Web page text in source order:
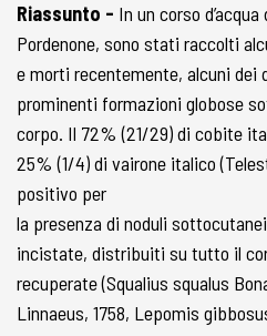
Riassunto - In un corso
Pordenone, sono stati raccolti
e morti recentemente, alcuni dei
prominenti formazioni globose
corpo. Il 72% (21/29) di cobite
25% (1/4) di vairone italico
positivo per
la presenza di noduli
incistate, distribuiti su tutto il
recuperate (Squalius squalus
Linnaeus, 1758, Lepomis